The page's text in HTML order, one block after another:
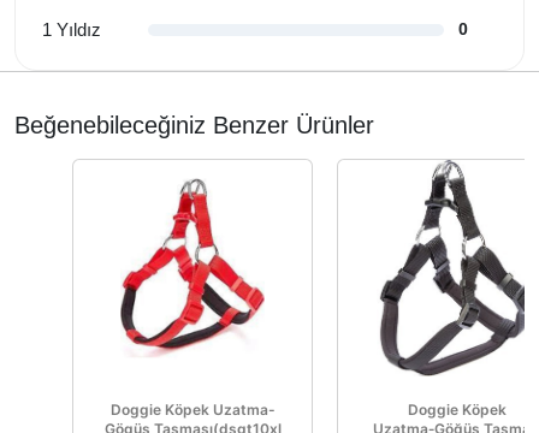
1 Yıldız 0
Beğenebileceğiniz Benzer Ürünler
Doggie Köpek Uzatma-
Gögüs Tasması(dsgt10xl
Doggie Köpek
Uzatma‑Göğüs